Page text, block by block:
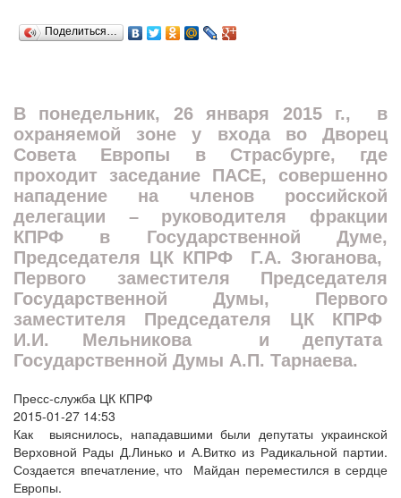
Поделиться…
В понедельник, 26 января 2015 г., в
охраняемой зоне у входа во Дворец
Совета Европы в Страсбурге, где
проходит заседание ПАСЕ, совершенно
нападение на членов российской
делегации – руководителя фракции
КПРФ в Государственной Думе,
Председателя ЦК КПРФ Г.А. Зюганова,
Первого заместителя Председателя
Государственной Думы, Первого
заместителя Председателя ЦК КПРФ
И.И. Мельникова и депутата
Государственной Думы А.П. Тарнаева.
Пресс-служба ЦК КПРФ
2015-01-27 14:53
Как выяснилось, нападавшими были депутаты украинской
Верховной Рады Д.Линько и А.Витко из Радикальной партии.
Создается впечатление, что Майдан переместился в сердце
Европы.